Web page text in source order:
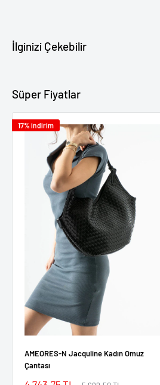
İlginizi Çekebilir
Süper Fiyatlar
17% indirim
AMEORES-N Jacquline Kadın Omuz
Çantası